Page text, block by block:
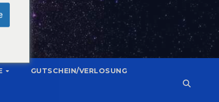
GUTSCHEIN/VERLOSUNG